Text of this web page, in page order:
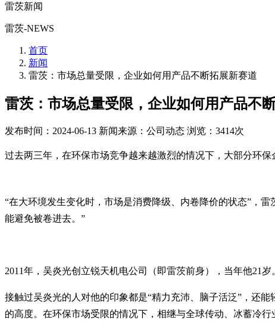
雷茨新闻
雷茨-NEWS
首页
新闻
雷茨：市场总量受限，企业如何用产品不断拓展新赛道
雷茨：市场总量受限，企业如何用产品不
发布时间：2024-06-13 新闻来源：公司动态 浏览：3414次
过去两三年，在环保市场竞争越来越激烈的情况下，大部分环
“在大环境发生变化时，市场是消费降级、内卷降价的状态”，
能避免被卷进去。”
2011年，吴炎光创立锐天机电公司（即雷茨前身），当年他21
接触过吴炎光的人对他的印象都是“精力充沛、脑子活泛”，还
的高度。在环保市场受限的情况下，相继与全球传动、冰蓄冷